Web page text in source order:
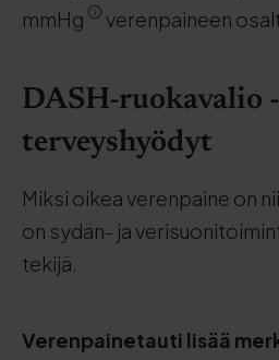
mmHg
verenpaineen
DASH-ruokavalio -
terveyshyödyt
Miksi oikea verenpaine on
on sydän- ja
tekijä.
Verenpainetauti lisää